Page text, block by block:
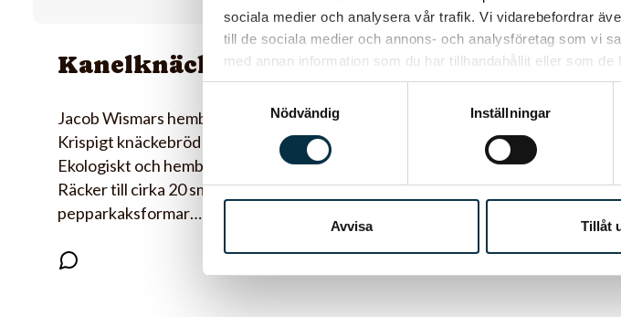
sociala medier och analysera vår trafik. Vi vidarebefordrar
till de sociala medier och annons- och analysföretag som vi
med annan information som du har tillhandahållit eller som
Nödvändig
Inställningar
Avvisa Tillåt
Kanelknäckebröd
Jacob Wismars hembakade kanelknäckebröd
Krispigt knäckebröd med doft av kanel.
Ekologiskt och hembakat på julbordet.
Räcker till cirka 20 små kakor. Använd stora
pepparkaksformar…
God och gul att äta till jul.